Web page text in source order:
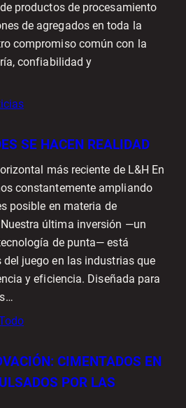
productos de procesamiento
de agregados en toda la
compromiso común con la
confiabilidad y
SE HACEN REALIDAD
más reciente de L&H En
constantemente ampliando
posible en materia de
última inversión —un
de punta— está
juego en las industrias que
y eficiencia. Diseñada para
CIMENTADOS EN
POR LAS